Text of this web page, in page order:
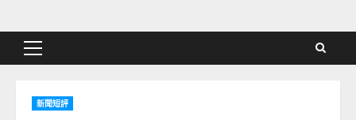
Primary
新聞短評